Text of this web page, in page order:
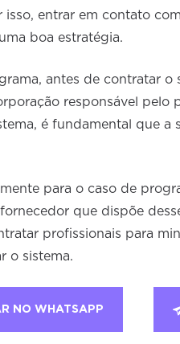
isso, entrar em contato
boa estratégia.
antes de contratar
responsável pelo
é fundamental que a
para o caso de
que dispõe
profissionais para
o sistema.
NO WHATSAPP